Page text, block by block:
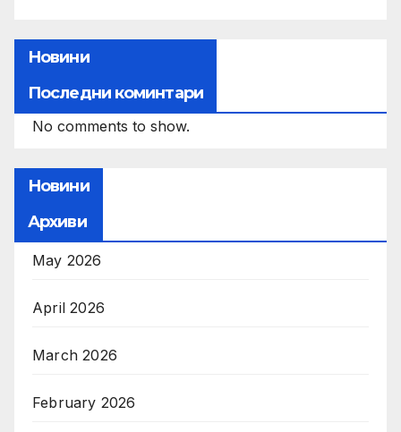
Новини
Последни коминтари
No comments to show.
Новини
Архиви
May 2026
April 2026
March 2026
February 2026